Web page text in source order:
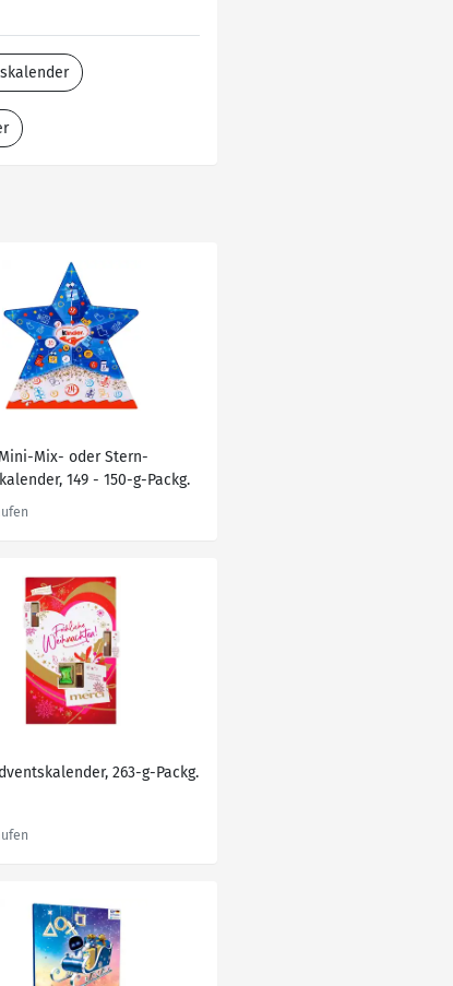
Mini-Mix- oder Stern-
149 - 150-g-Packg.
263-g-Packg.